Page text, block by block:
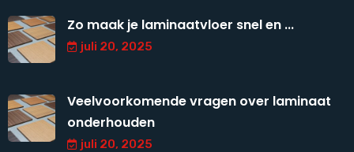
Zo maak je laminaatvloer snel en ...
juli 20, 2025
Veelvoorkomende vragen over laminaat
onderhouden
juli 20, 2025